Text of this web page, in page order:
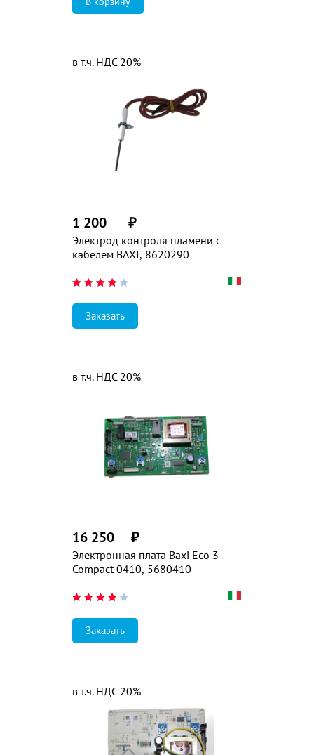
Электрод контроля пламени с
кабелем BAXI, 8620290
1 200 ₽
в т.ч. НДС 20%
Заказать
Электронная плата Baxi Eco 3
Compact 0410, 5680410
16 250 ₽
в т.ч. НДС 20%
Заказать
в т.ч. НДС 20%